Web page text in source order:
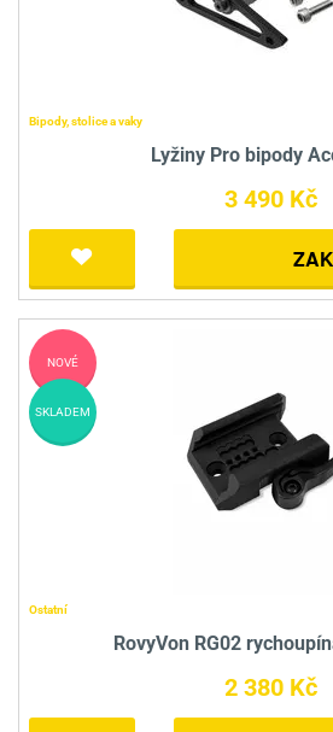
Bipody, stolice a vaky
Lyžiny Pro bipody
3 490 Kč
Ostatní
RovyVon RG02
2 380 Kč
NOVÉ
SKLADEM